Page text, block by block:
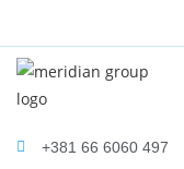
+381 66 6060 497